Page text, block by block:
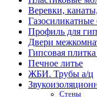
Веревки,
Профиль для
Двери
Гипсовая
Печное литье
ЖБИ. Трубы а/ц
Стены